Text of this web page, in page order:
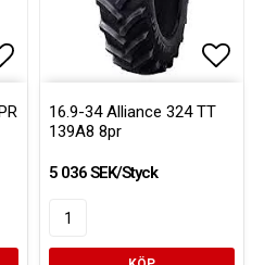
Lägg till i favoritlistan
16.9-34 Alliance 324 TT
139A8 8pr
5 036 SEK/Styck